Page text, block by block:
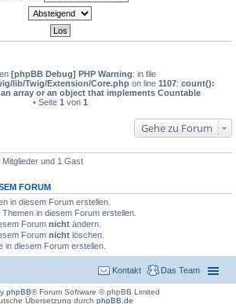
[phpBB Debug] PHP Warning: in file
lib/Twig/Extension/Core.php on line 1107: count():
array or an object that implements Countable
• Seite 1 von 1
Gehe zu Forum
und 1 Gast
FORUM
in diesem Forum erstellen.
in diesem Forum erstellen.
Forum nicht ändern.
Forum nicht löschen.
in diesem Forum erstellen.
Das Team
Kontakt
phpBB® Forum Software © phpBB Limited
Übersetzung durch phpBB.de